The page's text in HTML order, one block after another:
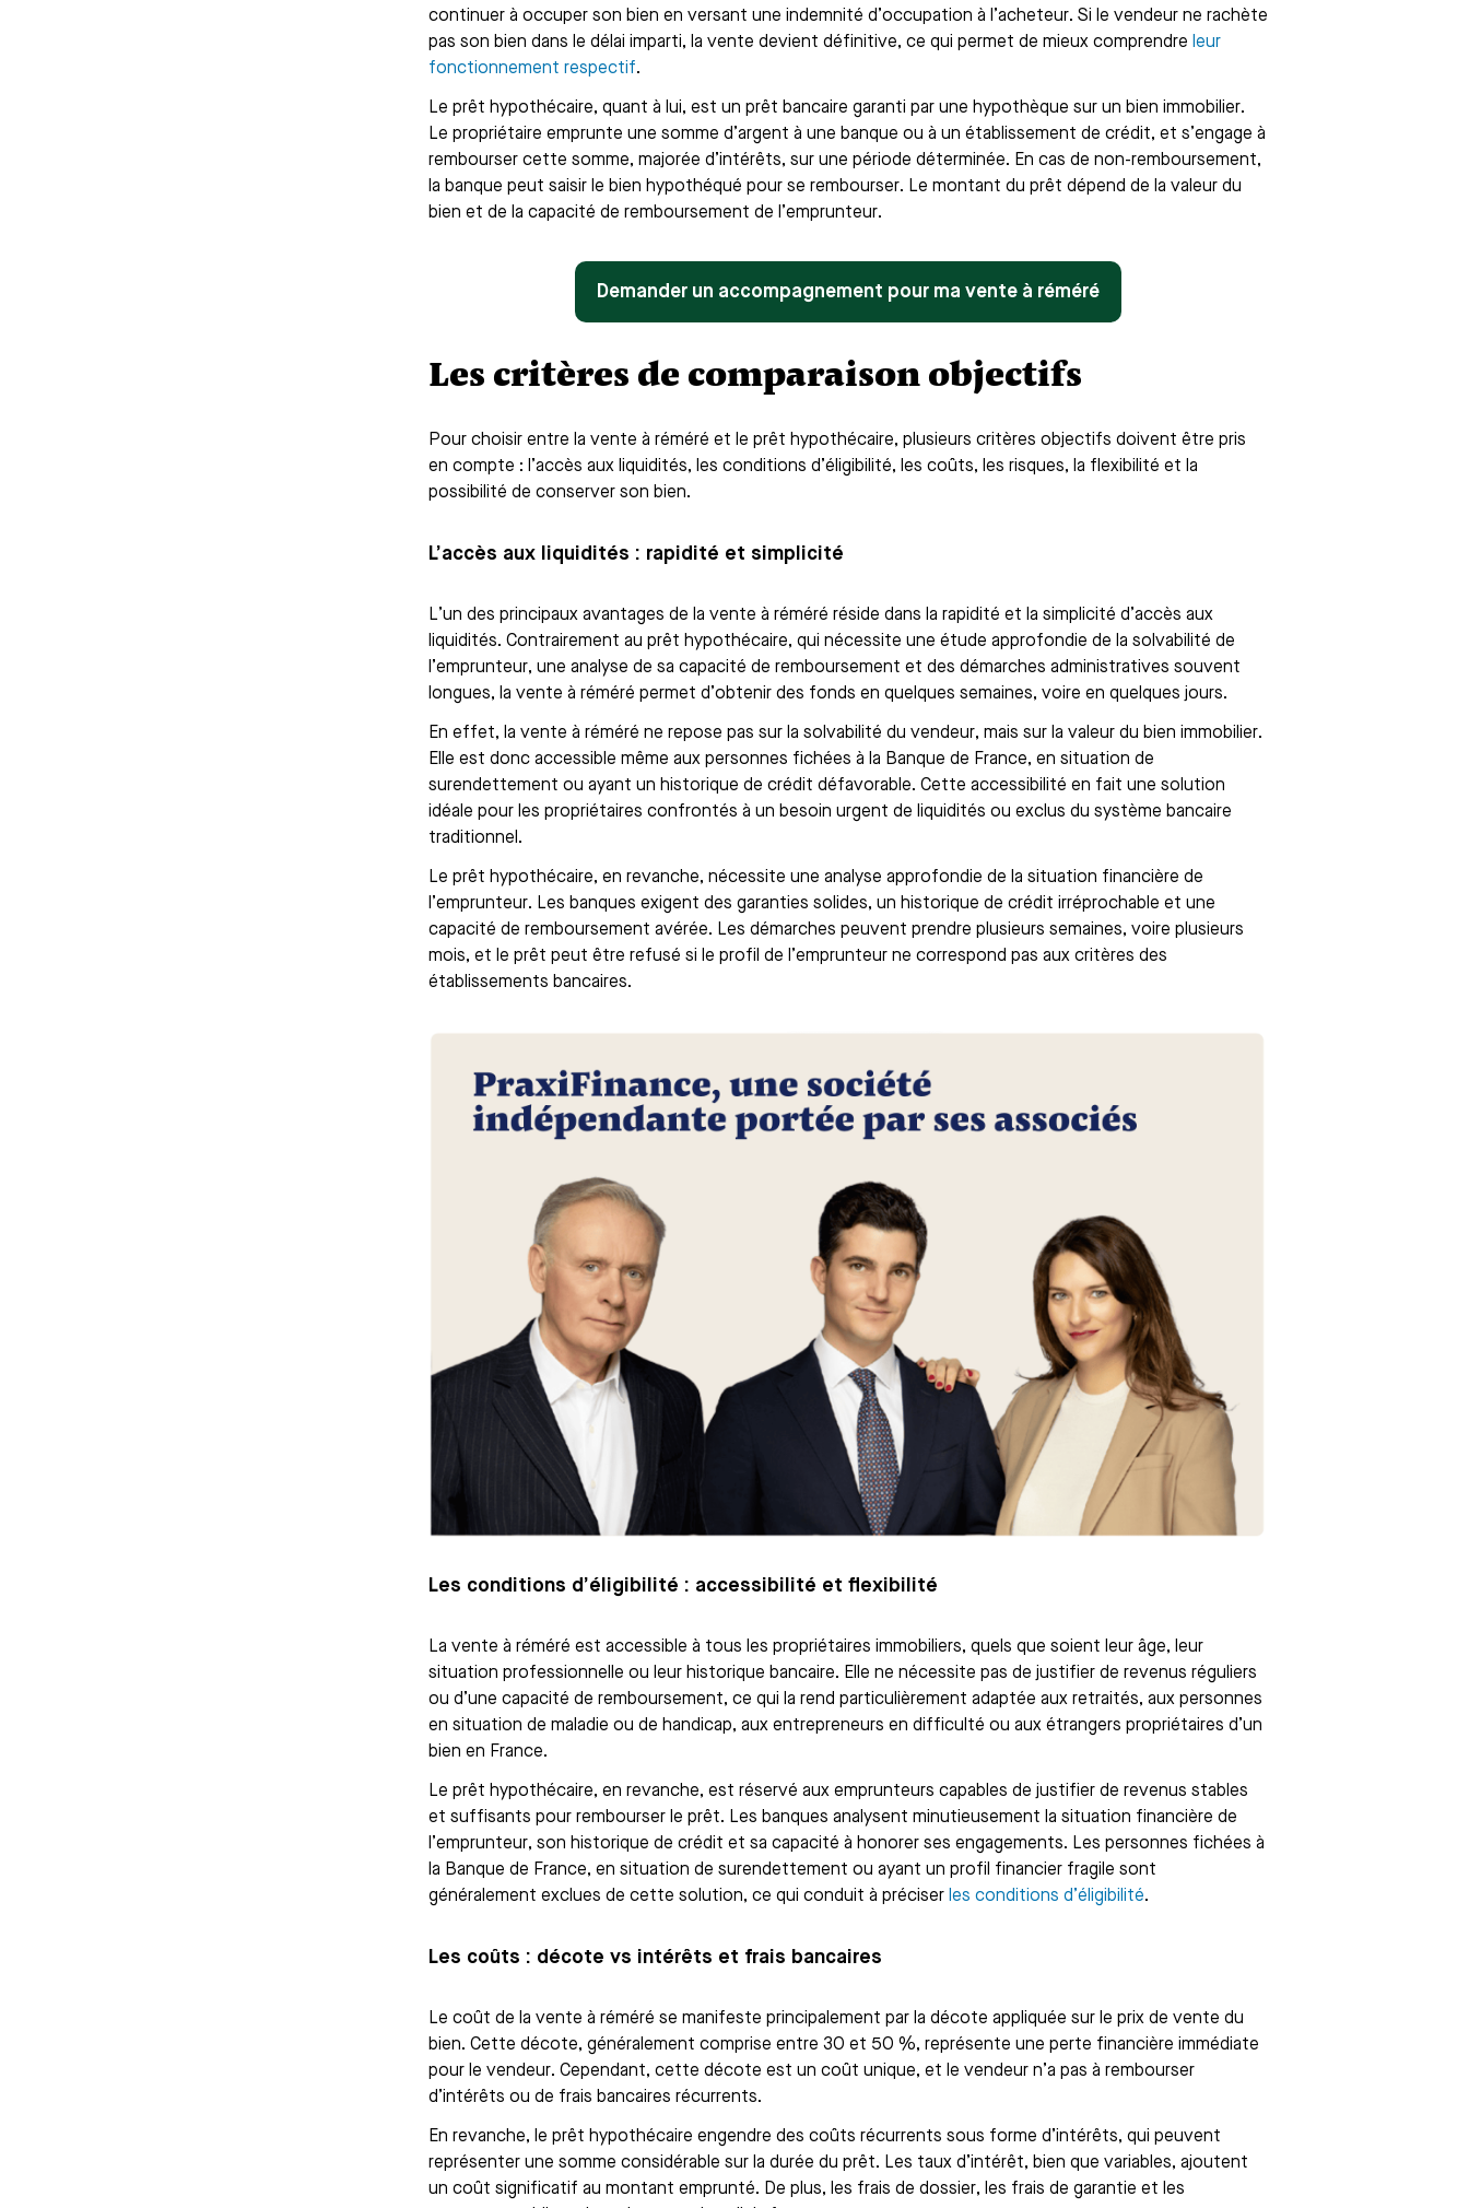
continuer à occuper son bien en versant une indemnité d’occupation à l’acheteur. Si le vendeur ne rachète
pas son bien dans le délai imparti, la vente devient définitive, ce qui permet de mieux comprendre leur
fonctionnement respectif.
Le prêt hypothécaire, quant à lui, est un prêt bancaire garanti par une hypothèque sur un bien immobilier.
Le propriétaire emprunte une somme d’argent à une banque ou à un établissement de crédit, et s’engage à
rembourser cette somme, majorée d’intérêts, sur une période déterminée. En cas de non-remboursement,
la banque peut saisir le bien hypothéqué pour se rembourser. Le montant du prêt dépend de la valeur du
bien et de la capacité de remboursement de l’emprunteur.
Demander un accompagnement pour ma vente à réméré
Les critères de comparaison objectifs
Pour choisir entre la vente à réméré et le prêt hypothécaire, plusieurs critères objectifs doivent être pris
en compte : l’accès aux liquidités, les conditions d’éligibilité, les coûts, les risques, la flexibilité et la
possibilité de conserver son bien.
L’accès aux liquidités : rapidité et simplicité
L’un des principaux avantages de la vente à réméré réside dans la rapidité et la simplicité d’accès aux
liquidités. Contrairement au prêt hypothécaire, qui nécessite une étude approfondie de la solvabilité de
l’emprunteur, une analyse de sa capacité de remboursement et des démarches administratives souvent
longues, la vente à réméré permet d’obtenir des fonds en quelques semaines, voire en quelques jours.
En effet, la vente à réméré ne repose pas sur la solvabilité du vendeur, mais sur la valeur du bien immobilier.
Elle est donc accessible même aux personnes fichées à la Banque de France, en situation de
surendettement ou ayant un historique de crédit défavorable. Cette accessibilité en fait une solution
idéale pour les propriétaires confrontés à un besoin urgent de liquidités ou exclus du système bancaire
traditionnel.
Le prêt hypothécaire, en revanche, nécessite une analyse approfondie de la situation financière de
l’emprunteur. Les banques exigent des garanties solides, un historique de crédit irréprochable et une
capacité de remboursement avérée. Les démarches peuvent prendre plusieurs semaines, voire plusieurs
mois, et le prêt peut être refusé si le profil de l’emprunteur ne correspond pas aux critères des
établissements bancaires.
Les conditions d’éligibilité : accessibilité et flexibilité
La vente à réméré est accessible à tous les propriétaires immobiliers, quels que soient leur âge, leur
situation professionnelle ou leur historique bancaire. Elle ne nécessite pas de justifier de revenus réguliers
ou d’une capacité de remboursement, ce qui la rend particulièrement adaptée aux retraités, aux personnes
en situation de maladie ou de handicap, aux entrepreneurs en difficulté ou aux étrangers propriétaires d’un
bien en France.
Le prêt hypothécaire, en revanche, est réservé aux emprunteurs capables de justifier de revenus stables
et suffisants pour rembourser le prêt. Les banques analysent minutieusement la situation financière de
l’emprunteur, son historique de crédit et sa capacité à honorer ses engagements. Les personnes fichées à
la Banque de France, en situation de surendettement ou ayant un profil financier fragile sont
généralement exclues de cette solution, ce qui conduit à préciser les conditions d’éligibilité.
Les coûts : décote vs intérêts et frais bancaires
Le coût de la vente à réméré se manifeste principalement par la décote appliquée sur le prix de vente du
bien. Cette décote, généralement comprise entre 30 et 50 %, représente une perte financière immédiate
pour le vendeur. Cependant, cette décote est un coût unique, et le vendeur n’a pas à rembourser
d’intérêts ou de frais bancaires récurrents.
En revanche, le prêt hypothécaire engendre des coûts récurrents sous forme d’intérêts, qui peuvent
représenter une somme considérable sur la durée du prêt. Les taux d’intérêt, bien que variables, ajoutent
un coût significatif au montant emprunté. De plus, les frais de dossier, les frais de garantie et les